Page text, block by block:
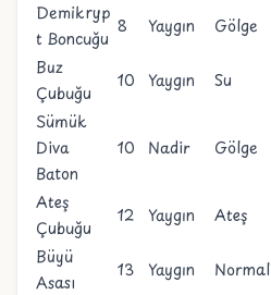
Demikryp
t Boncuğu
8 Yaygın Gölge
Buz
Çubuğu
10 Yaygın Su
Sümük
Diva
Baton
10 Nadir Gölge
Ateş
Çubuğu
12 Yaygın Ateş
Büyü
Asası
13 Yaygın Normal